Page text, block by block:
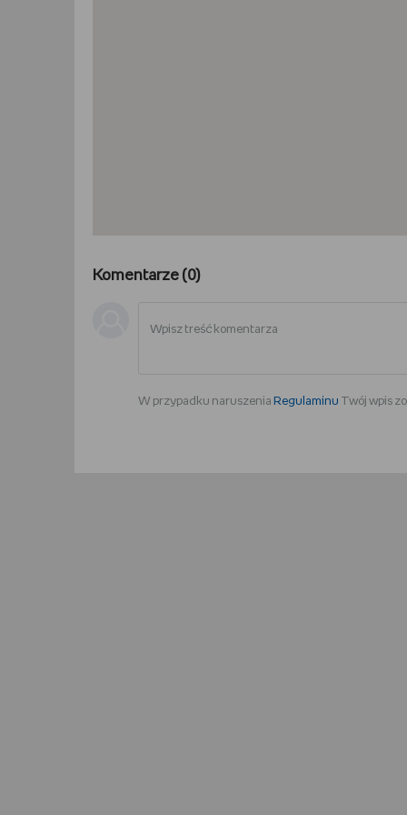
Komentarze (0)
W przypadku naruszenia Regulaminu Twój wpis